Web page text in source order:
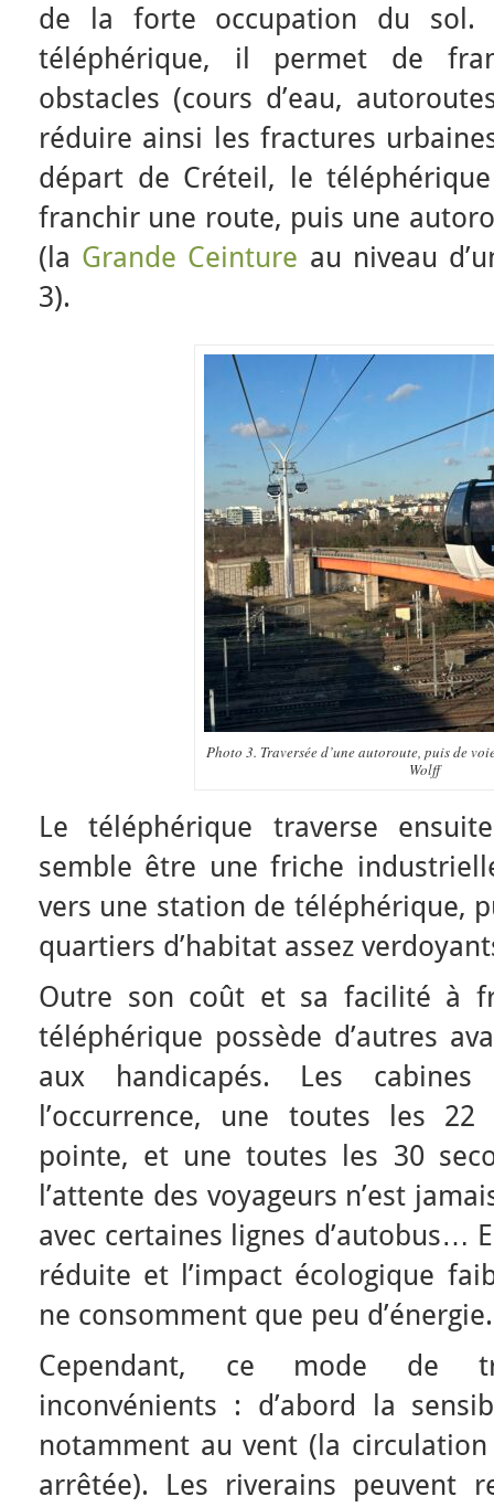
de la forte occupation du sol.
téléphérique, il permet de
obstacles (cours d’eau,
réduire ainsi les fractures
départ de Créteil, le
franchir une route, puis une
(la Grande Ceinture au niveau
3).
Photo 3. Traversée d’une autoroute, puis de
Wolff
Le téléphérique traverse
semble être une friche
vers une station de téléphérique,
quartiers d’habitat assez
Outre son coût et sa facilité à
téléphérique possède d’autres
aux handicapés. Les
l’occurrence, une toutes les
pointe, et une toutes les 30
l’attente des voyageurs n’est
avec certaines lignes d’autobus…
réduite et l’impact écologique
ne consomment que peu d’énergie.
Cependant, ce mode de
inconvénients : d’abord la
notamment au vent (la
arrêtée). Les riverains peuvent